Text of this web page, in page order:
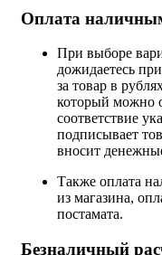
Оплата
При выборе
дожидаетесь
за товар в
который можно
соответствие
подписывает
вносит
Также оплата
из магазина,
постамата.
Безналичный